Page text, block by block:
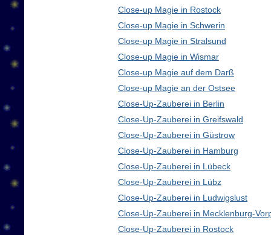
Close-up Magie in Rostock
Close-up Magie in Schwerin
Close-up Magie in Stralsund
Close-up Magie in Wismar
Close-up Magie auf dem Darß
Close-up Magie an der Ostsee
Close-Up-Zauberei in Berlin
Close-Up-Zauberei in Greifswald
Close-Up-Zauberei in Güstrow
Close-Up-Zauberei in Hamburg
Close-Up-Zauberei in Lübeck
Close-Up-Zauberei in Lübz
Close-Up-Zauberei in Ludwigslust
Close-Up-Zauberei in Mecklenburg-
Close-Up-Zauberei in Rostock